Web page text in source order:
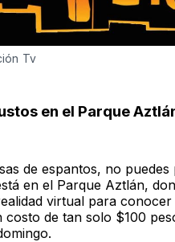
Tv
en el Parque
de espantos, no
en el Parque Aztlán,
virtual para
costo de tan solo $100